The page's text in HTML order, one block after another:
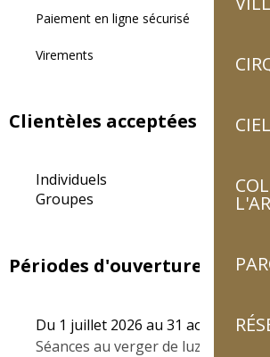
Paiement en ligne sécurisé
Virements
Clientèles acceptées
Individuels
Groupes
Périodes d'ouverture
Du 1 juillet 2026 au 31 août 2026
Séances au verger de luz, de 9h30 à